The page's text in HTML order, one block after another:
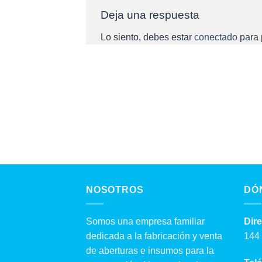
Deja una respuesta
Lo siento, debes estar conectado para
NOSOTROS
Somos una empresa familiar
dedicada a la fabricación y venta
de aberturas e insumos para la
144